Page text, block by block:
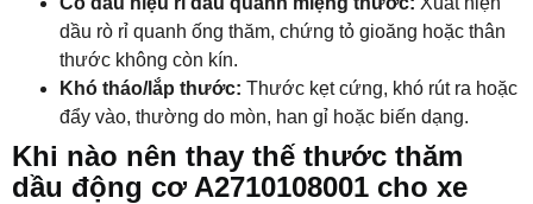
dầu rò rỉ quanh ống thăm, chứng tỏ gioăng hoặc thân
thước không còn kín.
Khó tháo/lắp thước: Thước kẹt cứng, khó rút ra hoặc
đẩy vào, thường do mòn, han gỉ hoặc biến dạng.
Khi nào nên thay thế thước thăm
dầu động cơ A2710108001 cho xe